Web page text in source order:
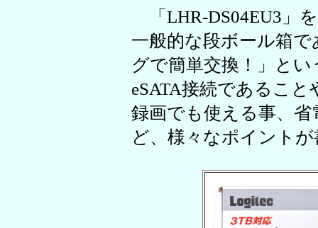
「LHR-DS04EU3」
一般的な段ボール箱
グで簡単交換！」とい
eSATA接続であるこ
録画でも使える事、
ど、様々なポイント